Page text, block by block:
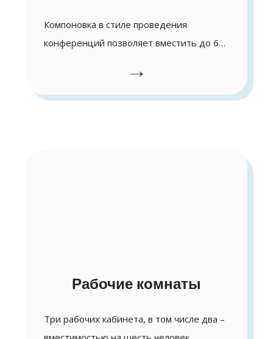
Компоновка в стиле проведения
конференций позволяет вместить до 60
→
Рабочие комнаты
Три рабочих кабинета, в том числе два –